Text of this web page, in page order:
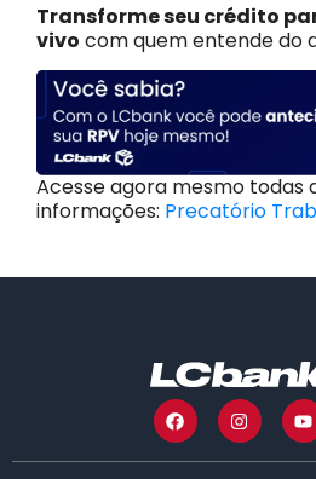
Transforme seu crédito
vivo com quem entende do
Acesse agora mesmo todas
informações: Precatório